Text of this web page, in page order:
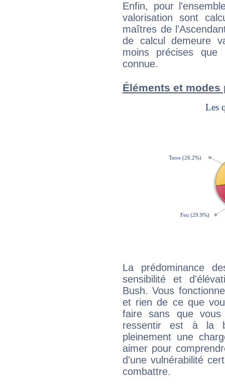
Enfin, pour
valorisation sont
maîtres de
de calcul demeure
moins précises que
connue.
Éléments et
La prédominance
sensibilité et
Bush. Vous
et rien de ce que
faire sans que
ressentir est à la
pleinement une
aimer pour
d'une vulnérabilité
combattre.